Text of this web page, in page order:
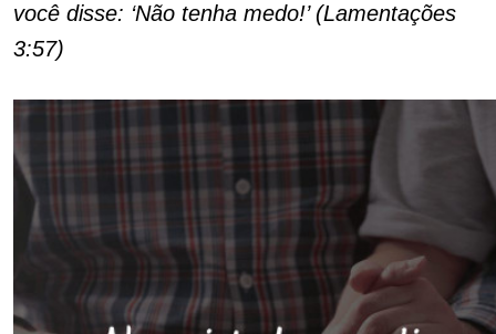
você disse: ‘Não tenha medo!’ (Lamentações
3:57)